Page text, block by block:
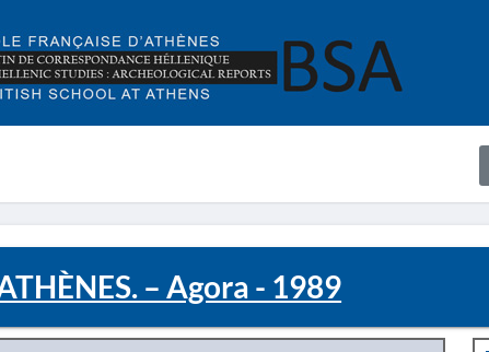
– Agora - 1989